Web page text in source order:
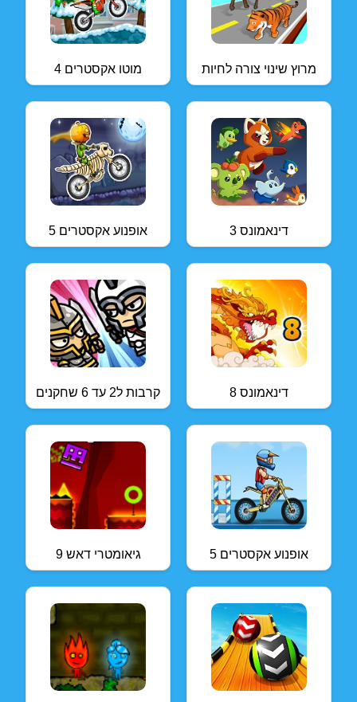
מוטו אקסטרים 4 מרוץ שינוי צורה לחיות
אופנוע אקסטרים 5 דינאמונס 3
קרבות ל2 עד 6 שחקנים דינאמונס 8
גיאומטרי דאש 9 אופנוע אקסטרים 5